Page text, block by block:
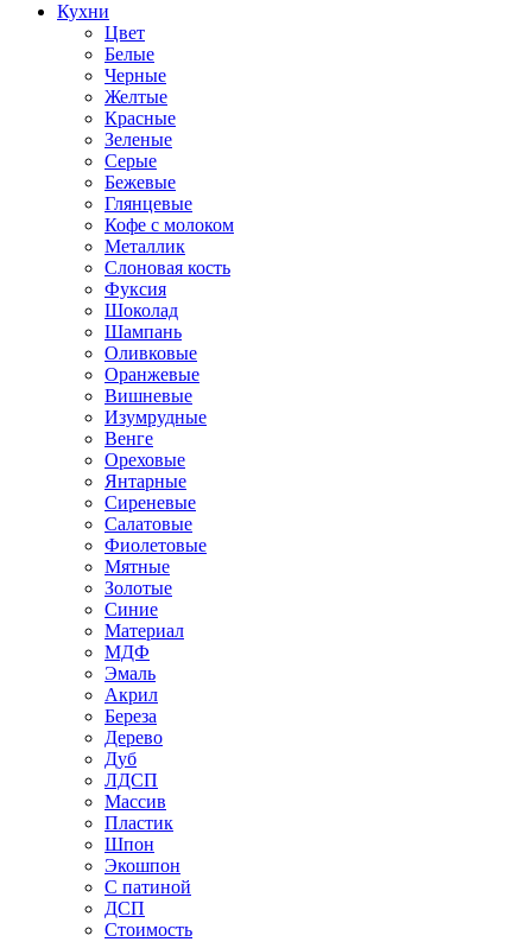
Кухни
Цвет
Белые
Черные
Желтые
Красные
Зеленые
Серые
Бежевые
Глянцевые
Кофе с молоком
Металлик
Слоновая кость
Фуксия
Шоколад
Шампань
Оливковые
Оранжевые
Вишневые
Изумрудные
Венге
Ореховые
Янтарные
Сиреневые
Салатовые
Фиолетовые
Мятные
Золотые
Синие
Материал
МДФ
Эмаль
Акрил
Береза
Дерево
Дуб
ЛДСП
Массив
Пластик
Шпон
Экошпон
С патиной
ДСП
Стоимость